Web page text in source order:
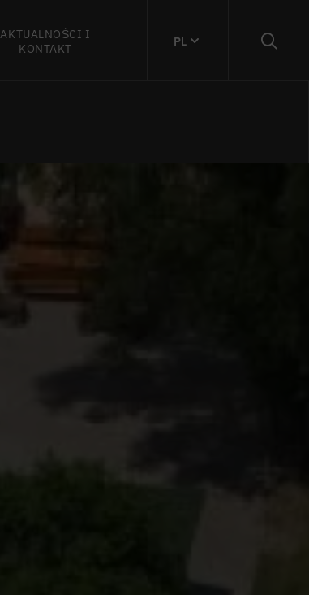
AKTUALNOŚCI I
KONTAKT
PL